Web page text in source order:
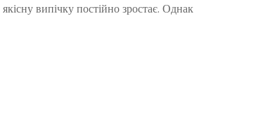
випічку постійно зростає. Однак